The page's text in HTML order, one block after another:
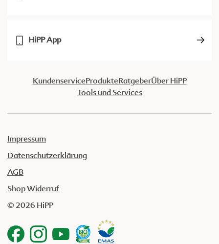
HiPP App
KundenserviceProdukteRatgeberÜber HiPP
Tools und Services
Impressum
Datenschutzerklärung
AGB
Shop Widerruf
© 2026 HiPP